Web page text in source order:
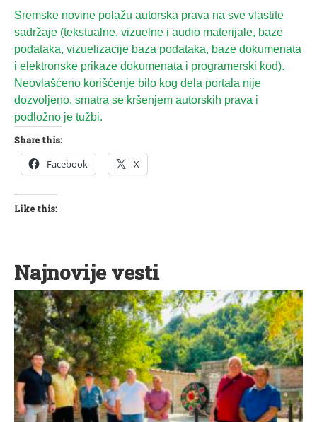
Sremske novine polažu autorska prava na sve vlastite
sadržaje (tekstualne, vizuelne i audio materijale, baze
podataka, vizuelizacije baza podataka, baze dokumenata
i elektronske prikaze dokumenata i programerski kod).
Neovlašćeno korišćenje bilo kog dela portala nije
dozvoljeno, smatra se kršenjem autorskih prava i
podložno je tužbi.
Share this:
Facebook X
Like this:
Najnovije vesti